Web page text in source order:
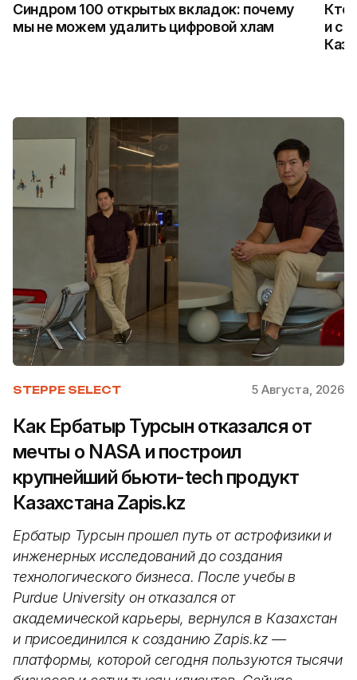
Синдром 100 открытых вкладок: почему
мы не можем удалить цифровой хлам
Кто
и
STEPPE SELECT 5 Августа, 2026
Как Ербатыр Турсын отказался от
мечты о NASA и построил
крупнейший бьюти-tech продукт
Казахстана Zapis.kz
Ербатыр Турсын прошел путь от астрофизики и
инженерных исследований до создания
технологического бизнеса. После учебы в
Purdue University он отказался от
академической карьеры, вернулся в Казахстан
и присоединился к созданию Zapis.kz —
платформы, которой сегодня пользуются тысячи